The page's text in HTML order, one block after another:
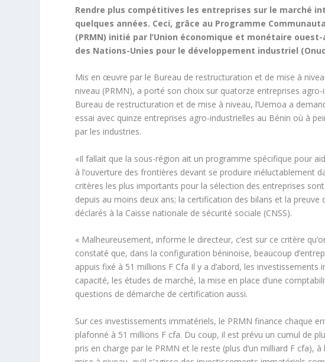
Rendre plus compétitives les entreprises sur le marché
quelques années. Ceci, grâce au Programme
(PRMN) initié par l’Union économique et monétaire
des Nations-Unies pour le développement industriel
Mis en œuvre par le Bureau de restructuration et de mise à
niveau (PRMN), a porté son choix sur quatorze entreprises
Bureau de restructuration et de mise à niveau, l’Uemoa a
essai avec quinze entreprises agro-industrielles au Bénin où à
par les industries.
«Il fallait que la sous-région ait un programme spécifique pour
à l’ouverture des frontières devant se produire inéluctablement
critères les plus importants pour la sélection des entreprises
depuis au moins deux ans; la certification des bilans et la preuve
déclarés à la Caisse nationale de sécurité sociale (CNSS).
« Malheureusement, informe le directeur, c’est sur ce critère
constaté que, dans la configuration béninoise, beaucoup
appuis fixé à 51 millions F Cfa Il y a d’abord, les
capacité, les études de marché, la mise en place d’une
questions de démarche de certification aussi.
Sur ces investissements immatériels, le PRMN finance chaque
plafonné à 51 millions F cfa. Du coup, il est prévu un cumul de
pris en charge par le PRMN et le reste (plus d’un milliard F